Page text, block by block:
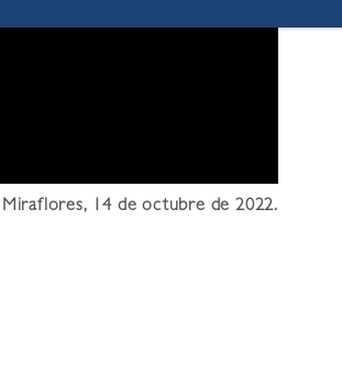
Miraflores, 14 de octubre de 2022.